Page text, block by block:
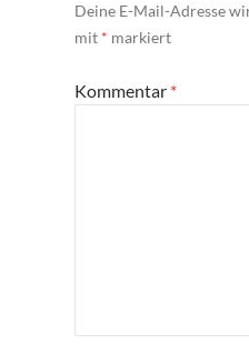
Deine E-Mail-Adresse
mit * markiert
Kommentar *